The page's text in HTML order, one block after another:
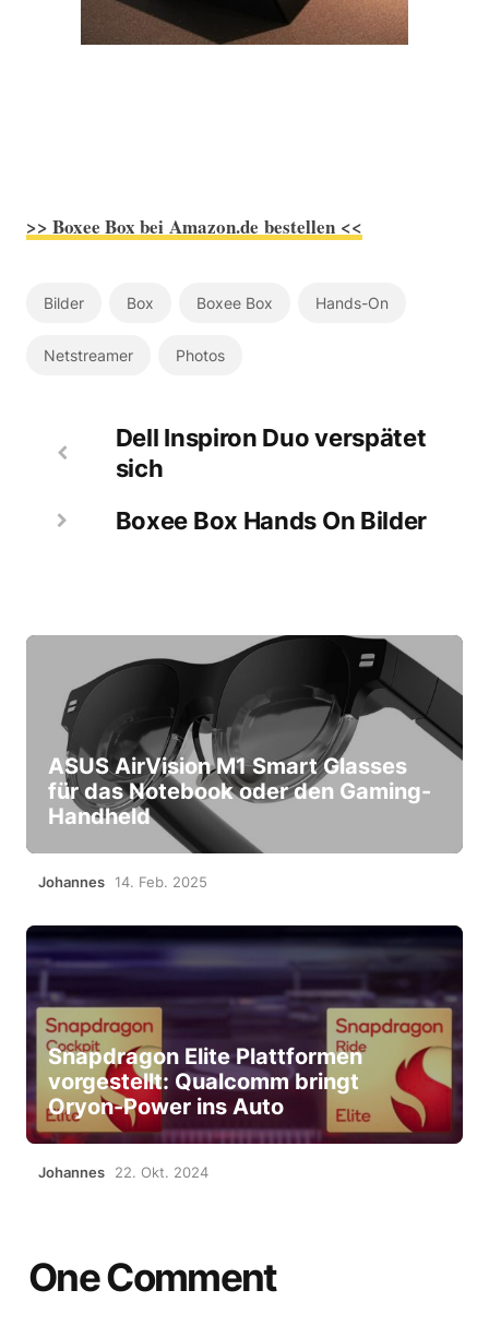
>> Boxee Box bei Amazon.de bestellen <<
Bilder Box Boxee Box Hands-On
Netstreamer Photos
Dell Inspiron Duo verspätet
sich
Boxee Box Hands On Bilder
ASUS AirVision M1 Smart Glasses
für das Notebook oder den Gaming-
Handheld
Johannes 14. Feb. 2025
Snapdragon Elite Plattformen
vorgestellt: Qualcomm bringt
Oryon-Power ins Auto
Johannes 22. Okt. 2024
One Comment